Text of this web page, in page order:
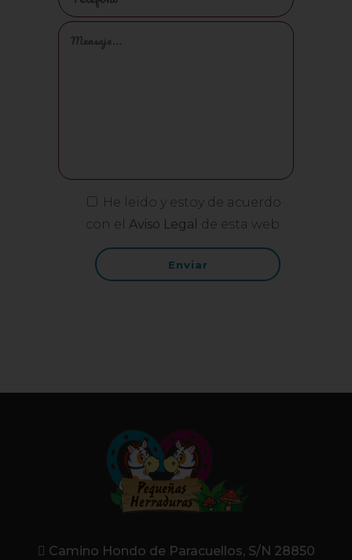
He leido y estoy de acuerdo
con el Aviso Legal de esta web
Camino Hondo de Paracuellos, S/N 28850